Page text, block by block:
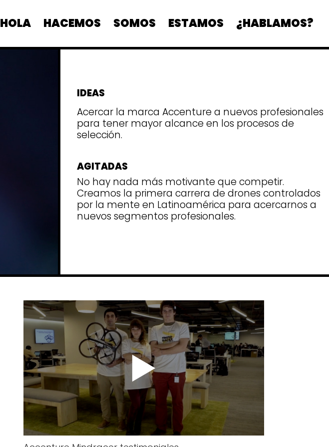
HOLA HACEMOS SOMOS ESTAMOS ¿HABLAMOS?
IDEAS
Acercar la marca Accenture a nuevos profesionales
para tener mayor alcance en los procesos de
selección.
AGITADAS
No hay nada más motivante que competir.
Creamos la primera carrera de drones controlados
por la mente en Latinoamérica para acercarnos a
nuevos segmentos profesionales.